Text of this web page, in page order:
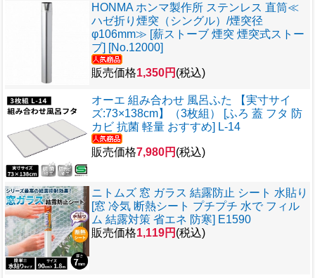
HONMA ホンマ製作所 ステンレス 直筒≪
ハゼ折り煙突（シングル）/煙突径
φ106mm≫ [薪ストーブ 煙突 煙突式ストー
ブ] [No.12000]
販売価格1,350円 (税込)
オーエ 組み合わせ 風呂ふた 【実寸サイ
ズ:73×138cm】（3枚組） [ふろ 蓋 フタ 防
カビ 抗菌 軽量 おすすめ] L-14
販売価格7,980円 (税込)
ニトムズ 窓 ガラス 結露防止 シート 水貼り
[窓 冷気 断熱シート プチプチ 水で フィル
ム 結露対策 省エネ 防寒] E1590
販売価格1,119円 (税込)